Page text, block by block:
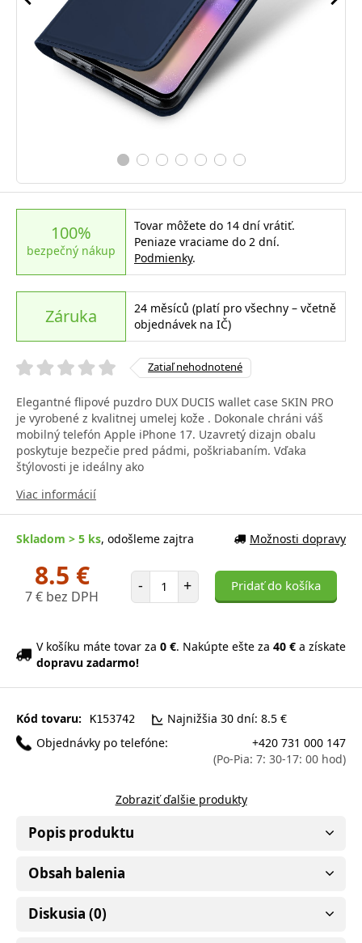
100%
bezpečný nákup
Tovar môžete do 14 dní vrátiť.
Peniaze vraciame do 2 dní.
Podmienky.
Záruka
24 měsíců (platí pro všechny – včetně
objednávek na IČ)
Zatiaľ nehodnotené
Elegantné flipové puzdro DUX DUCIS wallet case SKIN PRO
je vyrobené z kvalitnej umelej kože . Dokonale chráni váš
mobilný telefón Apple iPhone 17. Uzavretý dizajn obalu
poskytuje bezpečie pred pádmi, poškriabaním. Vďaka
štýlovosti je ideálny ako
Viac informácií
Skladom > 5 ks, odošleme zajtra Možnosti dopravy
8.5 €
7 € bez DPH
- Počet položiek
+ Pridať do košíka
V košíku máte tovar za 0 €. Nakúpte ešte za 40 € a získate
dopravu zadarmo!
Kód tovaru: K153742
Najnižšia 30 dní: 8.5 €
Objednávky po telefóne:
+420 731 000 147
(Po-Pia: 7: 30-17: 00 hod)
Zobraziť ďalšie produkty
Popis produktu
Obsah balenia
Diskusia (0)